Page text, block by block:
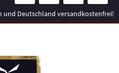
und Deutschland versandkostenfrei!